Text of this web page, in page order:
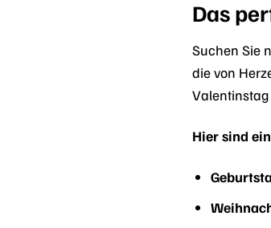
Das
Suchen Sie
die von
Hier sind